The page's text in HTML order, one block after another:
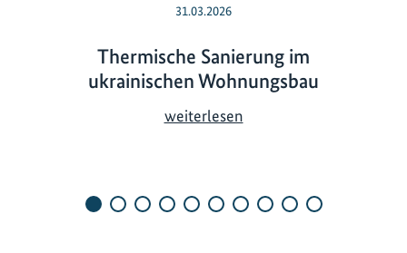
31.03.2026
Thermische Sanierung im
ukrainischen Wohnungsbau
weiterlesenT
m